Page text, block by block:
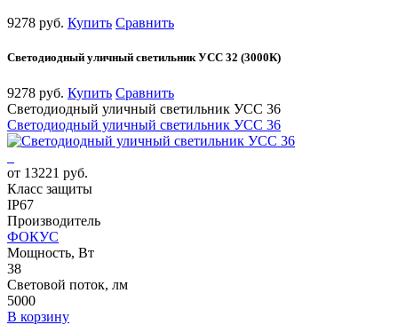
9278 руб. Купить Сравнить
Светодиодный уличный светильник УСС 32 (3000К)
9278 руб. Купить Сравнить
Светодиодный уличный светильник УСС 36
Светодиодный уличный светильник УСС 36
от 13221 руб.
Класс защиты
IP67
Производитель
ФОКУС
Мощность, Вт
38
Световой поток, лм
5000
В корзину